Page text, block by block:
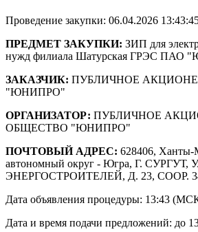
Проведение закупки: 06.04.2026
ПРЕДМЕТ ЗАКУПКИ: ЗИП для
нужд филиала Шатурская ГРЭС
ЗАКАЗЧИК: ПУБЛИЧНОЕ
"ЮНИПРО"
ОРГАНИЗАТОР: ПУБЛИЧНОЕ
ОБЩЕСТВО "ЮНИПРО"
ПОЧТОВЫЙ АДРЕС: 628406, Ханты-
автономный округ - Югра, Г. СУРГУТ,
ЭНЕРГОСТРОИТЕЛЕЙ, Д. 23, СООР.
Дата объявления процедуры: 13:43
Дата и время подачи предложений: до